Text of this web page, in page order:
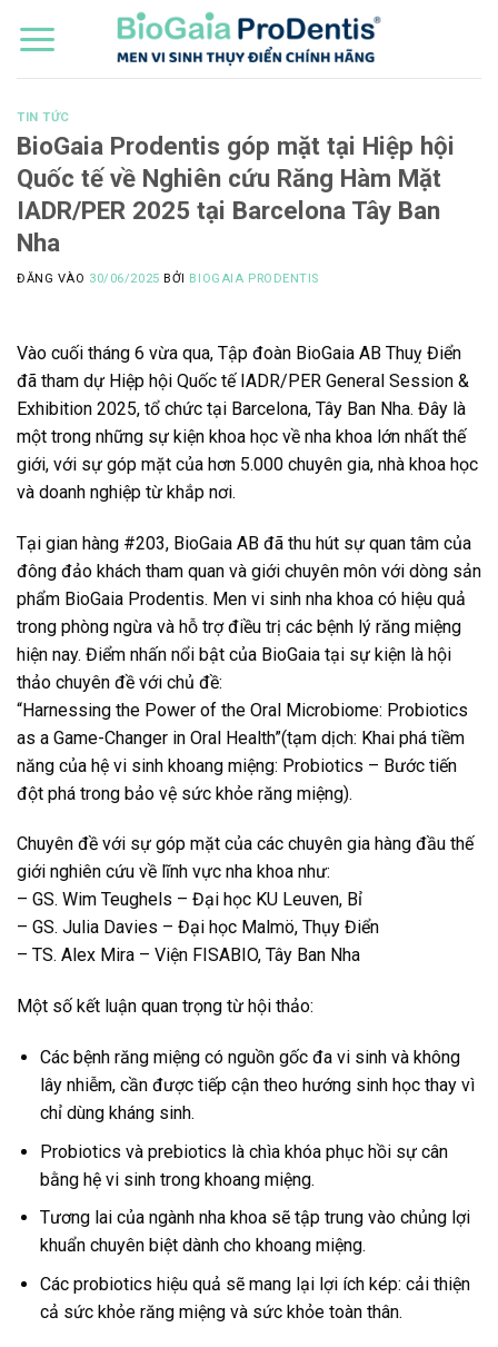
qua
TIN TỨC
BioGaia Prodentis góp mặt tại Hiệp hội
Quốc tế về Nghiên cứu Răng Hàm Mặt
IADR/PER 2025 tại Barcelona Tây Ban
Nha
ĐĂNG VÀO 30/06/2025 BỞI BIOGAIA PRODENTIS
Vào cuối tháng 6 vừa qua, Tập đoàn BioGaia AB Thuỵ Điển
đã tham dự Hiệp hội Quốc tế IADR/PER General Session &
Exhibition 2025, tổ chức tại Barcelona, Tây Ban Nha. Đây là
một trong những sự kiện khoa học về nha khoa lớn nhất thế
giới, với sự góp mặt của hơn 5.000 chuyên gia, nhà khoa học
và doanh nghiệp từ khắp nơi.
Tại gian hàng #203, BioGaia AB đã thu hút sự quan tâm của
đông đảo khách tham quan và giới chuyên môn với dòng sản
phẩm BioGaia Prodentis. Men vi sinh nha khoa có hiệu quả
trong phòng ngừa và hỗ trợ điều trị các bệnh lý răng miệng
hiện nay. Điểm nhấn nổi bật của BioGaia tại sự kiện là hội
thảo chuyên đề với chủ đề:
“Harnessing the Power of the Oral Microbiome: Probiotics
as a Game-Changer in Oral Health”(tạm dịch: Khai phá tiềm
năng của hệ vi sinh khoang miệng: Probiotics – Bước tiến
đột phá trong bảo vệ sức khỏe răng miệng).
Chuyên đề với sự góp mặt của các chuyên gia hàng đầu thế
giới nghiên cứu về lĩnh vực nha khoa như:
– GS. Wim Teughels – Đại học KU Leuven, Bỉ
– GS. Julia Davies – Đại học Malmö, Thụy Điển
– TS. Alex Mira – Viện FISABIO, Tây Ban Nha
Một số kết luận quan trọng từ hội thảo:
Các bệnh răng miệng có nguồn gốc đa vi sinh và không
lây nhiễm, cần được tiếp cận theo hướng sinh học thay vì
chỉ dùng kháng sinh.
Probiotics và prebiotics là chìa khóa phục hồi sự cân
bằng hệ vi sinh trong khoang miệng.
Tương lai của ngành nha khoa sẽ tập trung vào chủng lợi
khuẩn chuyên biệt dành cho khoang miệng.
Các probiotics hiệu quả sẽ mang lại lợi ích kép: cải thiện
cả sức khỏe răng miệng và sức khỏe toàn thân.